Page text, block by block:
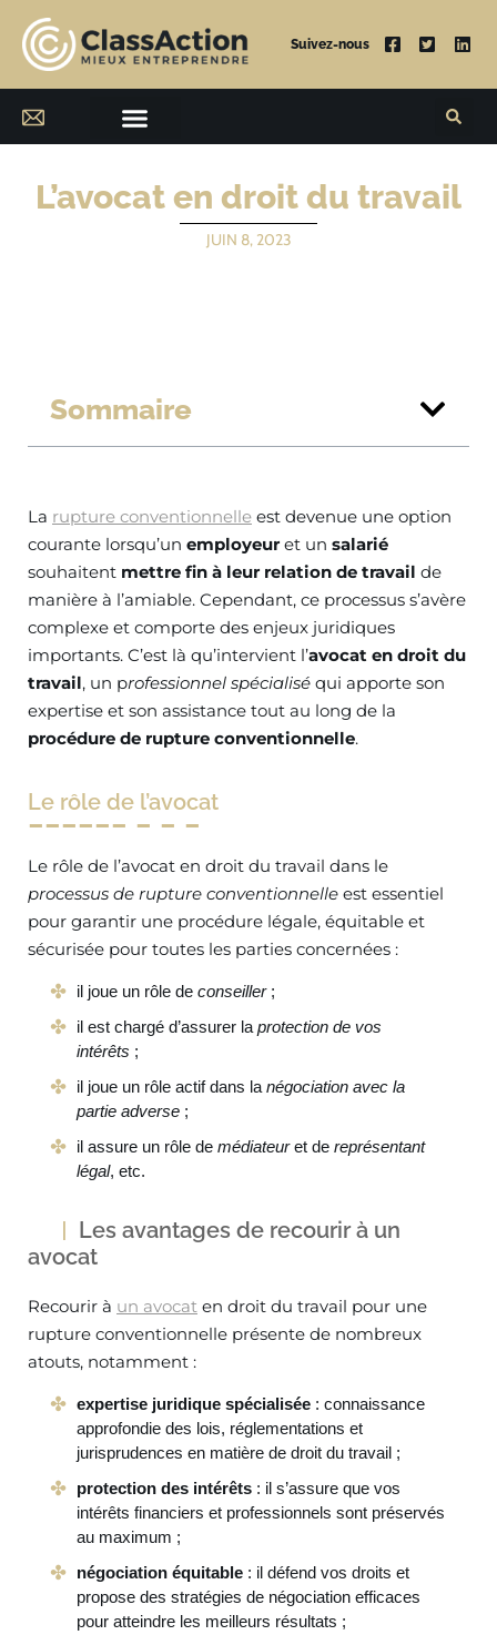
Suivez-nous
L’avocat en droit du travail
JUIN 8, 2023
Sommaire
La rupture conventionnelle est devenue une option
courante lorsqu’un employeur et un salarié
souhaitent mettre fin à leur relation de travail de
manière à l’amiable. Cependant, ce processus s’avère
complexe et comporte des enjeux juridiques
importants. C’est là qu’intervient l’avocat en droit du
travail, un professionnel spécialisé qui apporte son
expertise et son assistance tout au long de la
procédure de rupture conventionnelle.
Le rôle de l’avocat
Le rôle de l’avocat en droit du travail dans le
processus de rupture conventionnelle est essentiel
pour garantir une procédure légale, équitable et
sécurisée pour toutes les parties concernées :
il joue un rôle de conseiller;
il est chargé d’assurer la protection de vos
intérêts ;
il joue un rôle actif dans la négociation avec la
partie adverse ;
il assure un rôle de médiateuret de représentant
légal, etc.
Les avantages de recourir à un
avocat
Recourir à un avocat en droit du travail pour une
rupture conventionnelle présente de nombreux
atouts, notamment :
expertise juridique spécialisée : connaissance
approfondie des lois, réglementations et
jurisprudences en matière de droit du travail ;
protection des intérêts : il s’assure que vos
intérêts financiers et professionnels sont préservés
au maximum ;
négociation équitable : il défend vos droits et
propose des stratégies de négociation efficaces
pour atteindre les meilleurs résultats ;